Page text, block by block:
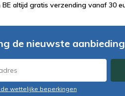
BE altijd gratis verzending vanaf 30
de nieuwste
wettelijke beperkingen